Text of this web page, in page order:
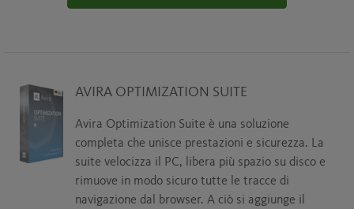
AVIRA OPTIMIZATION SUITE
Avira Optimization Suite è una soluzione
completa che unisce prestazioni e sicurezza. La
suite velocizza il PC, libera più spazio su disco e
rimuove in modo sicuro tutte le tracce di
navigazione dal browser. A ciò si aggiunge il